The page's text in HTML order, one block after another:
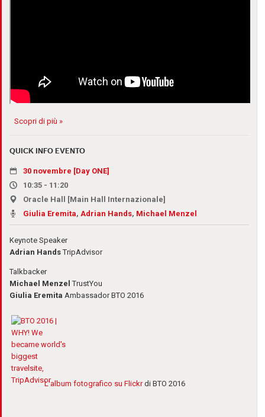
Scopri di più »
QUICK INFO EVENTO
30 novembre [Day ONE]
10:35 - 11:20
Oracle Hall [Main Hall Internazionale]
Giulia Eremita, Adrian Hands, Michael Menzel
Keynote Speaker
Adrian HandsTripAdvisor
Talkbacker
Michael Menzel TrustYou
Giulia Eremita Ambassador BTO 2016
L’album fotografico su Flickr di BTO 2016